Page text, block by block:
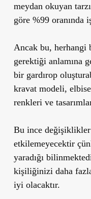
meydan okuyan
göre %99 oranında
Ancak bu, herhangi
gerektiği anlamına
bir gardırop
kravat modeli,
renkleri ve
Bu ince
etkilemeyecektir
yaradığı
kişiliğinizi daha
iyi olacaktır.